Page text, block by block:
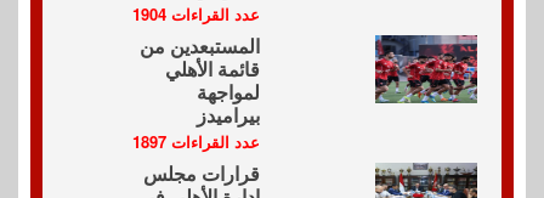
عدد القراءات 1904
المستبعدين من
قائمة الأهلي
لمواجهة
بيراميدز
عدد القراءات 1897
قرارات مجلس